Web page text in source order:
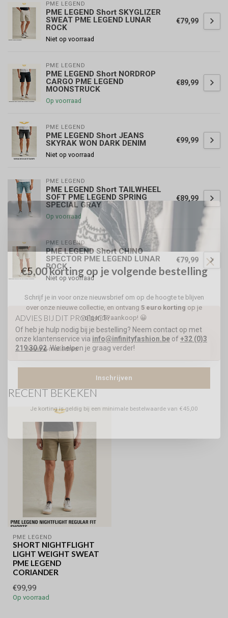
PME LEGEND
PME LEGEND Short SKYGLIZER
SWEAT PME LEGEND LUNAR
ROCK
Niet op voorraad
€79,99
PME LEGEND
PME LEGEND Short NORDROP
CARGO PME LEGEND
MOONSTRUCK
Op voorraad
€89,99
PME LEGEND
PME LEGEND Short JEANS
SKYRAK WON DARK DENIM
Niet op voorraad
€99,99
PME LEGEND
PME LEGEND Short TAILWHEEL
SOFT PME LEGEND SPRING
SPECIAL GRAY
Op voorraad
€89,99
PME LEGEND
PME LEGEND Short CHINO
SPECTOR PME LEGEND LUNAR
ROCK
Niet op voorraad
€79,99
ADVIES BIJ DIT PRODUCT?
Of heb je hulp nodig bij je bestelling? Neem contact op met
onze klantenservice via info@infinityfashion.be of+32 (0)3
219 30 92. We helpen je graag verder!
RECENT BEKEKEN
PME LEGEND
SHORT NIGHTFLIGHT
LIGHT WEIGHT SWEAT
PME LEGEND
CORIANDER
€99,99
Op voorraad
€5,00 korting op je volgende bestelling
Schrijf je in voor onze nieuwsbrief om op de hoogte te blijven
over onze nieuwe collectie, en ontvang 5 euro korting op je
volgende aankoop! 😀
Inschrijven
Je korting is geldig bij een minimale bestelwaarde van €45,00